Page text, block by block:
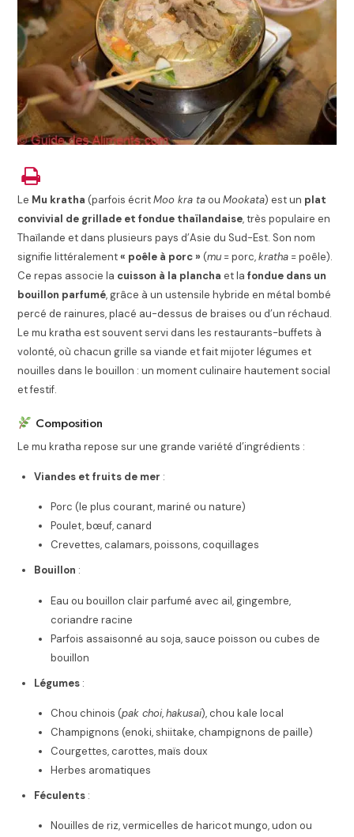
Le Mu kratha (parfois écritMoo kra taouMookata) est un plat
convivial de grillade et fondue thaïlandaise, très populaire en
Thaïlande et dans plusieurs pays d’Asie du Sud-Est. Son nom
signifie littéralement« poêle à porc » (mu = porc,kratha = poêle).
Ce repas associe la cuisson à la plancha et lafondue dans un
bouillon parfumé, grâce à un ustensile hybride en métal bombé
percé de rainures, placé au-dessus de braises ou d’un réchaud.
Le mu kratha est souvent servi dans les restaurants-buffets à
volonté, où chacun grille sa viande et fait mijoter légumes et
nouilles dans le bouillon : un moment culinaire hautement social
et festif.
Composition
Le mu kratha repose sur une grande variété d’ingrédients :
Viandes et fruits de mer :
Porc (le plus courant, mariné ou nature)
Poulet, bœuf, canard
Crevettes, calamars, poissons, coquillages
Bouillon :
Eau ou bouillon clair parfumé avec ail, gingembre,
coriandre racine
Parfois assaisonné au soja, sauce poisson ou cubes de
bouillon
Légumes :
Chou chinois (pak choi,hakusai), chou kale local
Champignons (enoki, shiitake, champignons de paille)
Courgettes, carottes, maïs doux
Herbes aromatiques
Féculents :
Nouilles de riz, vermicelles de haricot mungo, udon ou